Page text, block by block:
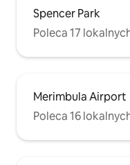
Spencer Park
Poleca 17
Merimbula Airport
Poleca 16